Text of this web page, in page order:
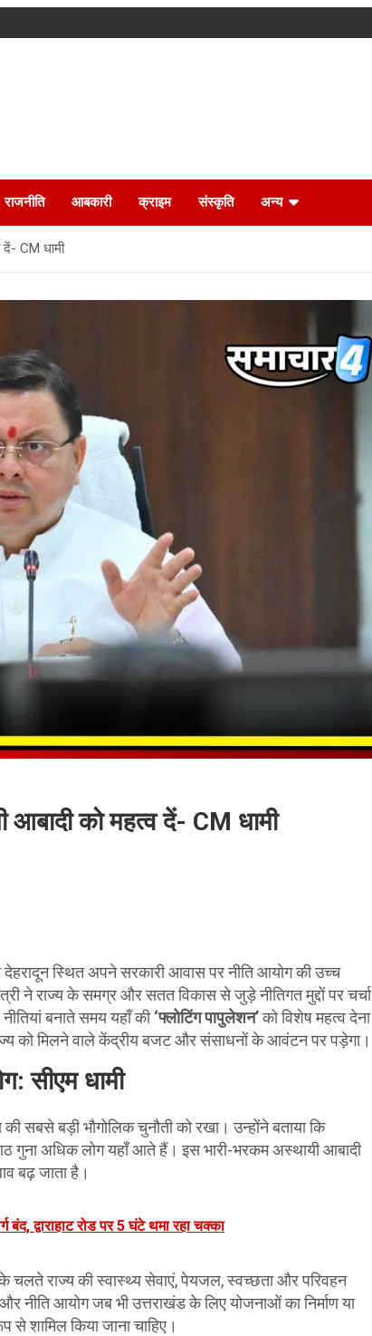
राजनीति आबकारी क्राइम संस्कृति अन्य
दें- CM धामी
आबादी को महत्व दें- CM धामी
स्थित अपने सरकारी आवास पर नीति आयोग की उच्च
ने राज्य के समग्र और सतत विकास से जुड़े नीतिगत मुद्दों पर चर्चा
बनाते समय यहाँ की‘फ्लोटिंग पापुलेशन’को विशेष महत्व देना
को मिलने वाले केंद्रीय बजट और संसाधनों के आवंटन पर पड़ेगा।
सीएम धामी
सबसे बड़ी भौगोलिक चुनौती को रखा। उन्होंने बताया कि
गुना अधिक लोग यहाँ आते हैं। इस भारी-भरकम अस्थायी आबादी
बढ़ जाता है।
द्वाराहाट रोड पर 5 घंटे थमा रहा चक्का
चलते राज्य की स्वास्थ्य सेवाएं, पेयजल, स्वच्छता और परिवहन
नीति आयोग जब भी उत्तराखंड के लिए योजनाओं का निर्माण या
से शामिल किया जाना चाहिए।